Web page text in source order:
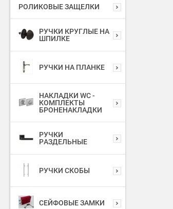
РОЛИКОВЫЕ ЗАЩЕЛКИ
РУЧКИ КРУГЛЫЕ НА
ШПИЛКЕ
РУЧКИ НА ПЛАНКЕ
НАКЛАДКИ WC -
КОМПЛЕКТЫ
БРОНЕНАКЛАДКИ
РУЧКИ
РАЗДЕЛЬНЫЕ
РУЧКИ СКОБЫ
СЕЙФОВЫЕ ЗАМКИ